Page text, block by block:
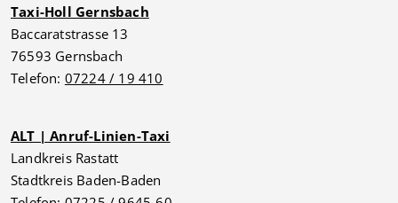
Taxi-Holl Gernsbach
Baccaratstrasse 13
76593 Gernsbach
Telefon: 07224 / 19 410
ALT | Anruf-Linien-Taxi
Landkreis Rastatt
Stadtkreis Baden-Baden